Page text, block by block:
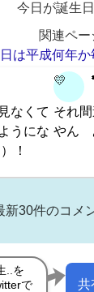
今日が誕生
関連ペー
は平成何年
なくて
うにな
！
💛
それ
やん
新30件のコメ
共